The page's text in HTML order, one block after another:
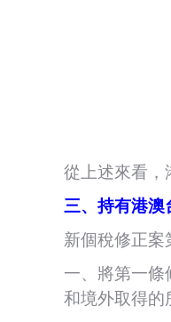
從上述來看，
三、持有港澳
新個稅修正案
一、將第一條
和境外取得的